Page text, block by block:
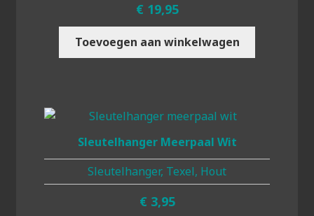
€ 19,95
Toevoegen aan winkelwagen
Sleutelhanger Meerpaal Wit
Sleutelhanger, Texel, Hout
€ 3,95